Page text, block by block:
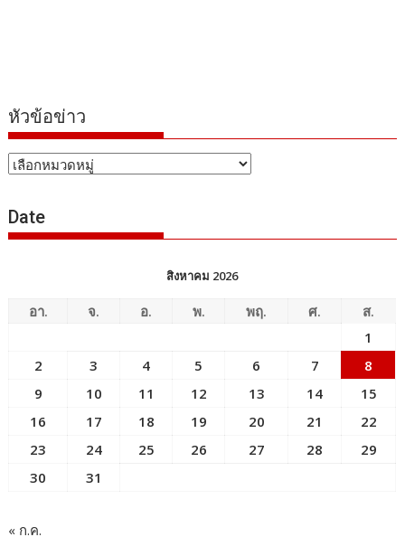
หัวข้อข่าว
หัวข้อ
Date
สิงหาคม 2026
อา. จ. อ. พ. พฤ. ศ.
ส.
1
2
3 4 5 6 7
8
9
10 11 12 13 14
15
16
17 18 19 20 21
22
23
24 25 26 27 28
29
30
31
« ก.ค.